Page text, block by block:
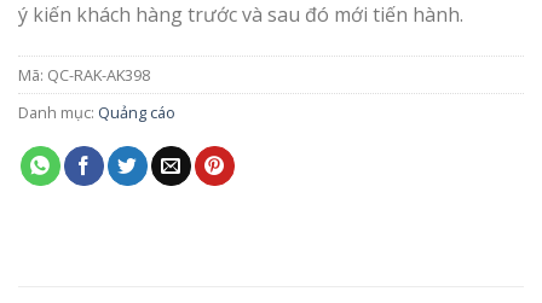
ý kiến khách hàng trước và sau đó mới tiến hành.
Mã: QC-RAK-AK398
Danh mục: Quảng cáo